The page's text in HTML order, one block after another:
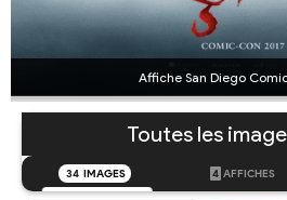
Affiche San Diego
Toutes les
34 IMAGES 4 AFFICHES